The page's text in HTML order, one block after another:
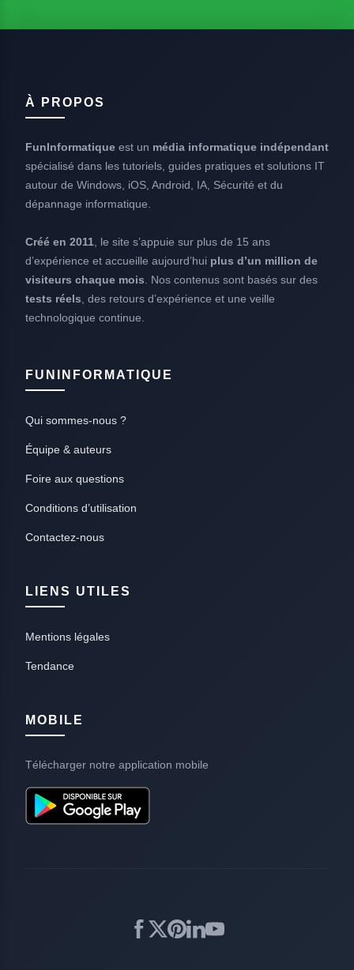
À PROPOS
FunInformatique est un média informatique indépendant
spécialisé dans les tutoriels, guides pratiques et solutions IT
autour de Windows, iOS, Android, IA, Sécurité et du
dépannage informatique.
Créé en 2011 , le site s’appuie sur plus de 15 ans
d’expérience et accueille aujourd’hui plus d’un million de
visiteurs chaque mois . Nos contenus sont basés sur des
tests réels , des retours d’expérience et une veille
technologique continue.
FUNINFORMATIQUE
Qui sommes-nous ?
Équipe & auteurs
Foire aux questions
Conditions d’utilisation
Contactez-nous
LIENS UTILES
Mentions légales
Tendance
MOBILE
Télécharger notre application mobile